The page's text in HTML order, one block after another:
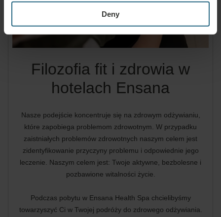
Deny
Filozofia fit i zdrowia w
hotelach Ensana
Nasze podejście koncentruje się na zdrowym odżywianiu,
które zapobiega problemom zdrowotnym. W przypadku
zaistniałych problemów zdrowotnych naszym celem jest
zidentyfikowanie przyczyny problemu i odpowiednie jego
leczenie. Naszym celem jest: Twoje aktywne, bezbolesne i
pozbawione witalności życie.
Podczas pobytu w Ensana Health Spa chcielibyśmy
towarzyszyć Ci w Twojej podróży do zdrowego odżywiania.